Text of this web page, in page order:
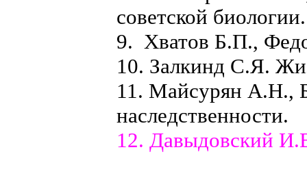
советской биологии.
9. Хватов Б.П.,
10. Залкинд С.Я.
11. Майсурян А.Н.,
наследственности.
12. Давыдовский